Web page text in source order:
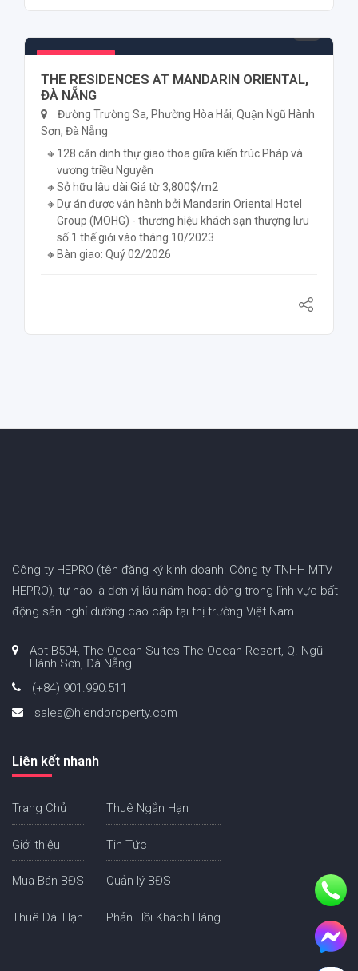
THE RESIDENCES AT MANDARIN ORIENTAL,
ĐÀ NẴNG
Đường Trường Sa, Phường Hòa Hải, Quận Ngũ Hành
Sơn, Đà Nẵng
128 căn dinh thự giao thoa giữa kiến trúc Pháp và
vương triều Nguyễn
Sở hữu lâu dài.Giá từ 3,800$/m2
Dự án được vận hành bởi Mandarin Oriental Hotel
Group (MOHG) - thương hiệu khách sạn thượng lưu
số 1 thế giới vào tháng 10/2023
Bàn giao: Quý 02/2026
Công ty HEPRO (tên đăng ký kinh doanh: Công ty TNHH MTV
HEPRO), tự hào là đơn vị lâu năm hoạt động trong lĩnh vực bất
động sản nghỉ dưỡng cao cấp tại thị trường Việt Nam
Apt B504, The Ocean Suites The Ocean Resort, Q. Ngũ
Hành Sơn, Đà Nẵng
(+84) 901.990.511
sales@hiendproperty.com
Liên kết nhanh
Trang Chủ
Giới thiệu
Mua Bán BĐS
Thuê Dài Hạn
Thuê Ngắn Hạn
Tin Tức
Quản lý BĐS
Phản Hồi Khách Hàng